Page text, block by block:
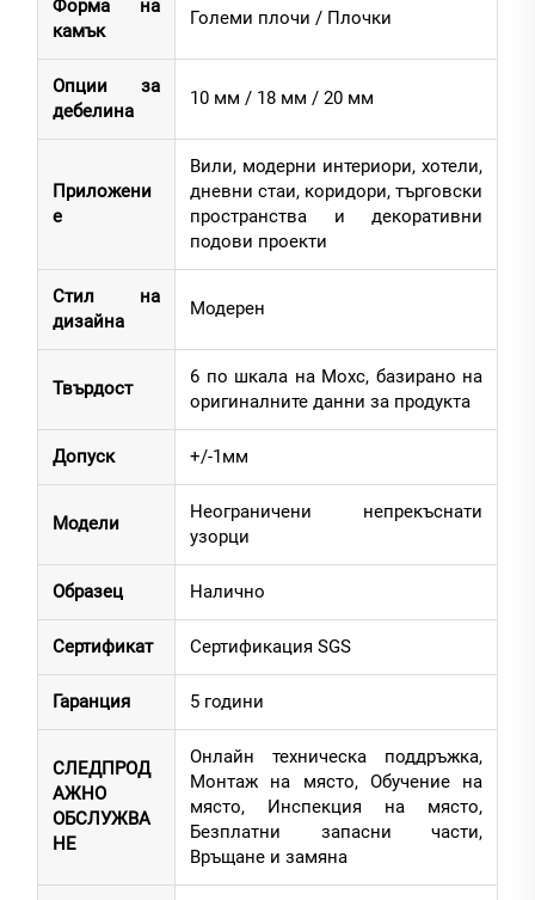
Форма на
камък
Големи плочи / Плочки
Опции за
дебелина
10 мм / 18 мм / 20 мм
Приложени
е
Вили, модерни интериори, хотели,
дневни стаи, коридори, търговски
пространства и декоративни
подови проекти
Стил на
дизайна
Модерен
Твърдост
6 по шкала на Мохс, базирано на
оригиналните данни за продукта
Допуск +/-1мм
Модели
Неограничени непрекъснати
узорци
Образец Налично
Сертификат Сертификация SGS
Гаранция 5 години
СЛЕДПРОД
АЖНО
ОБСЛУЖВА
НЕ
Онлайн техническа поддръжка,
Монтаж на място, Обучение на
място, Инспекция на място,
Безплатни запасни части,
Връщане и замяна